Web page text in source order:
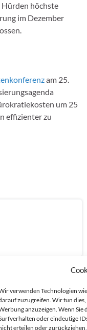
verwenden Technologien
zuzugreifen. Wir tun
anzuzeigen. Wenn Sie
oder eindeutige
erteilen oder
höchste
im Dezember
am 25.
um 25
effizienter zu